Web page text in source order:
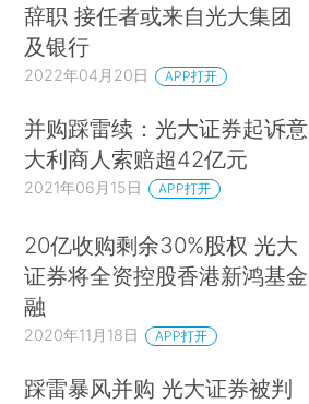
辞职 接任者或来自光大集团
及银行
2022年04月20日 APP打开
并购踩雷续：光大证券起诉意
大利商人索赔超42亿元
2021年06月15日 APP打开
20亿收购剩余30%股权 光大
证券将全资控股香港新鸿基金
融
2020年11月18日 APP打开
踩雷暴风并购 光大证券被判